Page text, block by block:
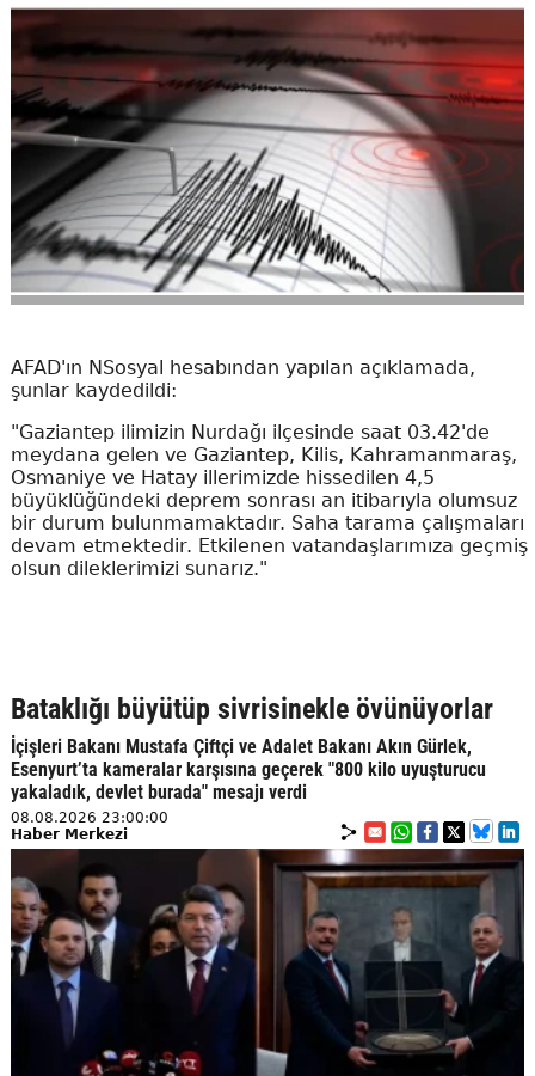
AFAD'ın NSosyal hesabından yapılan açıklamada,
şunlar kaydedildi:
"Gaziantep ilimizin Nurdağı ilçesinde saat 03.42'de
meydana gelen ve Gaziantep, Kilis, Kahramanmaraş,
Osmaniye ve Hatay illerimizde hissedilen 4,5
büyüklüğündeki deprem sonrası an itibarıyla olumsuz
bir durum bulunmamaktadır. Saha tarama çalışmaları
devam etmektedir. Etkilenen vatandaşlarımıza geçmiş
olsun dileklerimizi sunarız."
Bataklığı büyütüp sivrisinekle övünüyorlar
İçişleri Bakanı Mustafa Çiftçi ve Adalet Bakanı Akın Gürlek,
Esenyurt’ta kameralar karşısına geçerek "800 kilo uyuşturucu
yakaladık, devlet burada" mesajı verdi
08.08.2026 23:00:00
Haber Merkezi